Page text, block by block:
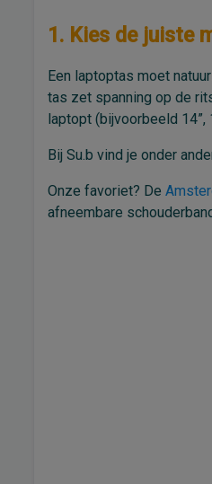
1. Kies de juiste
Een laptoptas moet
tas zet spanning op de
laptopt (bijvoorbeeld
Bij Su.b vind je onder
Onze favoriet? De
afneembare